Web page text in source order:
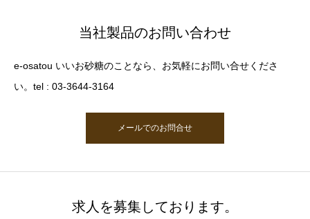
当社製品のお問い合わせ
e-osatou いいお砂糖のことなら、お気軽にお問い合せくださ
い。tel : 03-3644-3164
メールでのお問合せ
求人を募集しております。